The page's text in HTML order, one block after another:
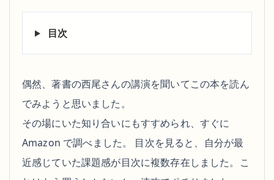
目次
偶然、著書の西尾さんの講演を聞いてこの本を読ん
でみようと思いました。
その場にいた知り合いにもすすめられ、すぐに
Amazon で調べました。 目次を見ると、自分が最
近感じていた課題感が目次に複数存在しました。こ